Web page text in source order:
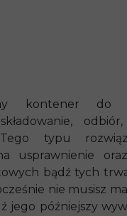
kontener do
typu
usprawnienie
bądź tych
nie musisz
jego późniejszy